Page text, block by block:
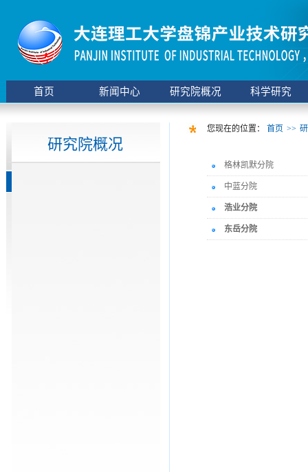
首页 新闻中心 研究院概况 科学研究
研究院概况
您现在的位置： 首页 >>
格林凯默分院
中蓝分院
浩业分院
东岳分院